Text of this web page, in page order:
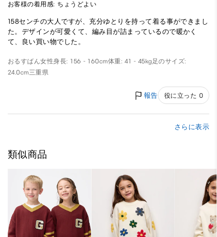
お客様の着用感: ちょうどよい
158センチの大人ですが、充分ゆとりを持って着る事ができまし
た。デザインが可愛くて、編み目が詰まっているので暖かく
て、良い買い物でした。
おるすばん女性身長: 156 - 160cm体重: 41 - 45kg足のサイズ:
24.0cm三重県
報告 役に立った 0
さらに表示
類似商品